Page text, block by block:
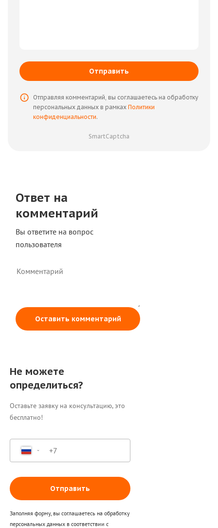
Отправляя комментарий, вы соглашаетесь на обработку
персональных данных в рамках Политики
конфиденциальности.
Отправить
SmartCaptcha
Ответ на
комментарий
Вы ответите на вопрос
пользователя
Оставить комментарий
Не можете
определиться?
Оставьте заявку на консультацию, это
бесплатно!
Отправить
Заполняя форму, вы соглашаетесь на обработку
персональных данных в соответствии с